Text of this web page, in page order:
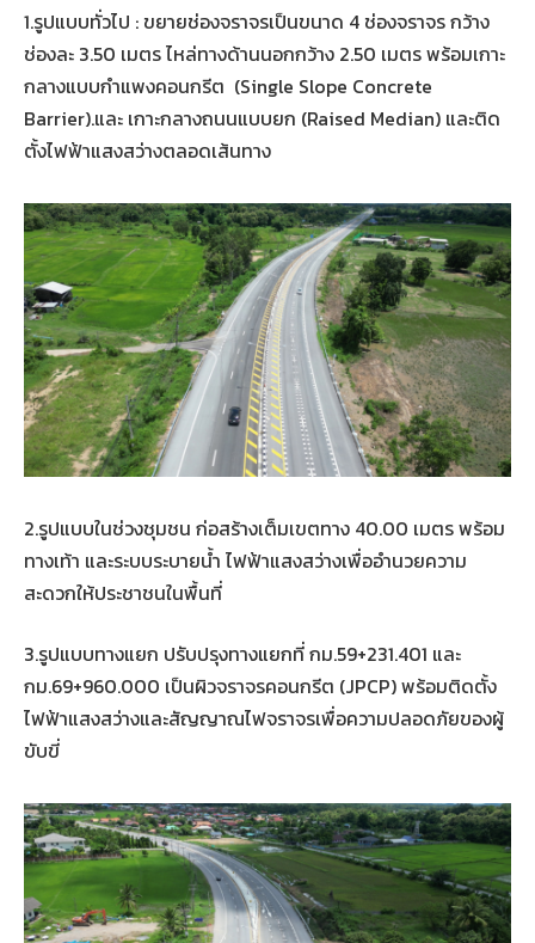
1.รูปแบบทั่วไป : ขยายช่องจราจรเป็นขนาด 4 ช่องจราจร กว้าง
ช่องละ 3.50 เมตร ไหล่ทางด้านนอกกว้าง 2.50 เมตร พร้อมเกาะ
กลางแบบกำแพงคอนกรีต (Single Slope Concrete
Barrier).และ เกาะกลางถนนแบบยก (Raised Median) และติด
ตั้งไฟฟ้าแสงสว่างตลอดเส้นทาง
2.รูปแบบในช่วงชุมชน ก่อสร้างเต็มเขตทาง 40.00 เมตร พร้อม
ทางเท้า และระบบระบายน้ำ ไฟฟ้าแสงสว่างเพื่ออำนวยความ
สะดวกให้ประชาชนในพื้นที่
3.รูปแบบทางแยก ปรับปรุงทางแยกที่ กม.59+231.401 และ
กม.69+960.000 เป็นผิวจราจรคอนกรีต (JPCP) พร้อมติดตั้ง
ไฟฟ้าแสงสว่างและสัญญาณไฟจราจรเพื่อความปลอดภัยของผู้
ขับขี่